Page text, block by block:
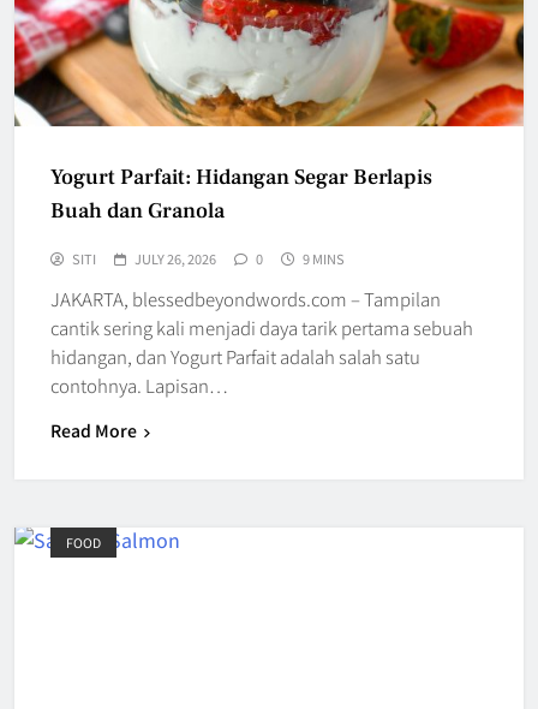
Yogurt Parfait: Hidangan Segar Berlapis
Buah dan Granola
SITI JULY 26, 2026 0 9 MINS
JAKARTA, blessedbeyondwords.com – Tampilan
cantik sering kali menjadi daya tarik pertama sebuah
hidangan, dan Yogurt Parfait adalah salah satu
contohnya. Lapisan…
Read More
FOOD